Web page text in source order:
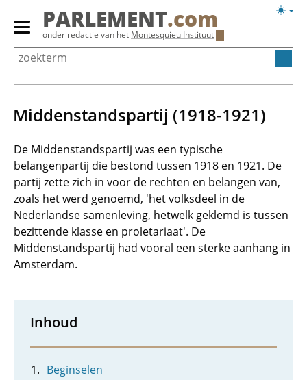
Overslaan
Primair
menu
tonen/verbergen
PARLEMENT.com
onder redactie van het Montesquieu Instituut
Middenstandspartij (1918-1921)
De Middenstandspartij was een typische
belangenpartij die bestond tussen 1918 en 1921. De
partij zette zich in voor de rechten en belangen van,
zoals het werd genoemd, 'het volksdeel in de
Nederlandse samenleving, hetwelk geklemd is tussen
bezittende klasse en proletariaat'. De
Middenstandspartij had vooral een sterke aanhang in
Amsterdam.
Inhoud
Beginselen